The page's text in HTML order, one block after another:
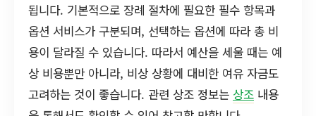
됩니다. 기본적으로 장례 절차에 필요한 필수 항목과
옵션 서비스가 구분되며, 선택하는 옵션에 따라 총 비
용이 달라질 수 있습니다. 따라서 예산을 세울 때는 예
상 비용뿐만 아니라, 비상 상황에 대비한 여유 자금도
고려하는 것이 좋습니다. 관련 상조 정보는 상조 내용